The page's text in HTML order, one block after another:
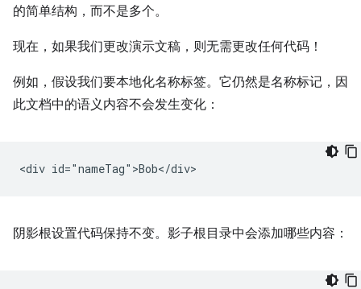
的简单结构，而不是多个。
现在，如果我们更改演示文稿，则无需更改任何代码！
例如，假设我们要本地化名称标签。它仍然是名称标记，因
此文档中的语义内容不会发生变化：
阴影根设置代码保持不变。影子根目录中会添加哪些内容：